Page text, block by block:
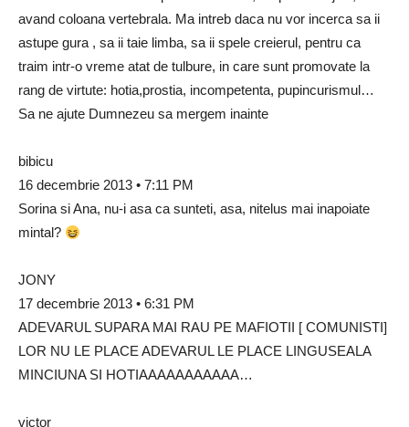
avand coloana vertebrala. Ma intreb daca nu vor incerca sa ii
astupe gura , sa ii taie limba, sa ii spele creierul, pentru ca
traim intr-o vreme atat de tulbure, in care sunt promovate la
rang de virtute: hotia,prostia, incompetenta, pupincurismul…
Sa ne ajute Dumnezeu sa mergem inainte
bibicu
16 decembrie 2013 • 7:11 PM
Sorina si Ana, nu-i asa ca sunteti, asa, nitelus mai inapoiate
mintal?
JONY
17 decembrie 2013 • 6:31 PM
ADEVARUL SUPARA MAI RAU PE MAFIOTII [ COMUNISTI]
LOR NU LE PLACE ADEVARUL LE PLACE LINGUSEALA
MINCIUNA SI HOTIAAAAAAAAAAA…
victor